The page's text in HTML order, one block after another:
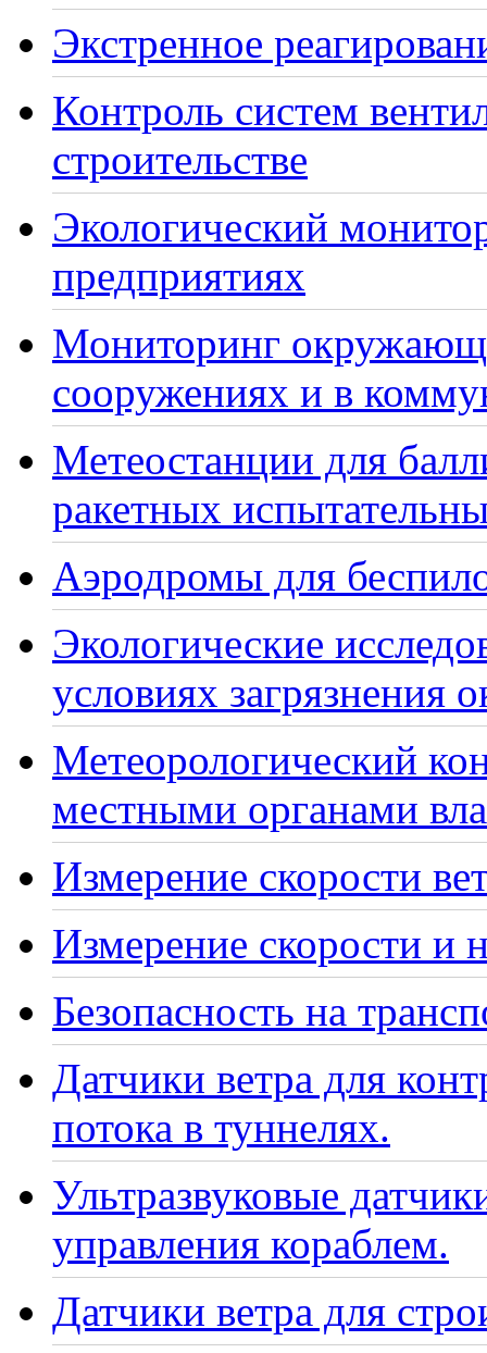
Экстренное
Контроль систем
строительстве
Экологический
предприятиях
Мониторинг
сооружениях и в
Метеостанции для
ракетных
Аэродромы для
Экологические
условиях загрязнения
Метеорологический
местными органами
Измерение скорости
Измерение скорости и
Безопасность на
Датчики ветра для
потока в туннелях.
Ультразвуковые
управления кораблем.
Датчики ветра для